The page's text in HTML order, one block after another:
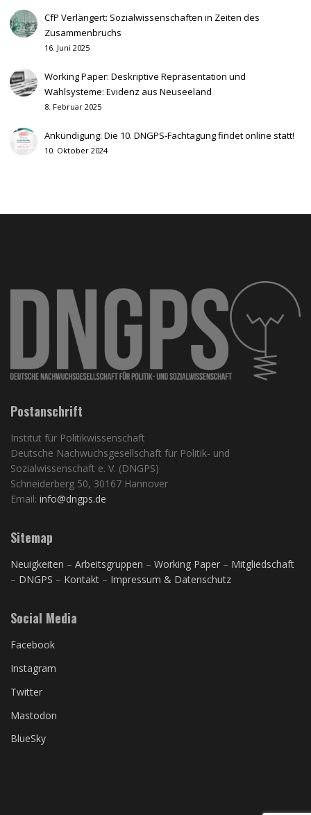
CfP Verlängert: Sozialwissenschaften in Zeiten des
Zusammenbruchs
16. Juni 2025
Working Paper: Deskriptive Repräsentation und
Wahlsysteme: Evidenz aus Neuseeland
8. Februar 2025
Ankündigung: Die 10. DNGPS-Fachtagung findet online statt!
10. Oktober 2024
Postanschrift
Institut für Politikwissenschaft
Deutsche Nachwuchsgesellschaft für Politik- und
Sozialwissenschaft e. V. (DNGPS)
Schneiderberg 50, 30167 Hannover
Email: info@dngps.de
Sitemap
Neuigkeiten – Arbeitsgruppen – Working Paper – Mitgliedschaft
– DNGPS – Kontakt – Impressum & Datenschutz
Social Media
Facebook
Instagram
Twitter
Mastodon
BlueSky